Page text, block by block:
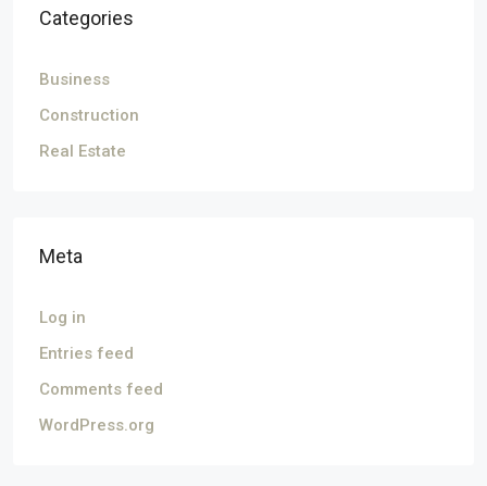
Categories
Business
Construction
Real Estate
Meta
Log in
Entries feed
Comments feed
WordPress.org